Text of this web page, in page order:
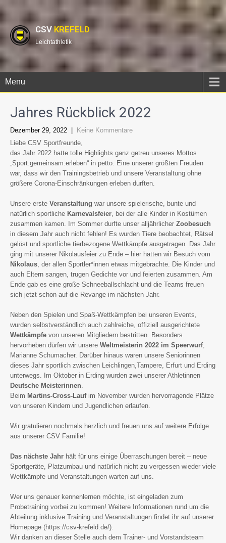
CSVKREFELD
Leichtathletik
Menu
Jahres Rückblick 2022
Dezember 29, 2022
Keine Kommentare
Liebe CSV Sportfreunde,
das Jahr 2022 hatte tolle Highlights ganz getreu unseres Mottos
„Sport.gemeinsam.erleben“ in petto. Eine unserer größten Freuden
war, dass wir den Trainingsbetrieb und unsere Veranstaltung ohne
größere Corona-Einschränkungen erleben durften.
Unsere erste Veranstaltung war unsere spielerische, bunte und
natürlich sportliche Karnevalsfeier, bei der alle Kinder in Kostümen
zusammen kamen. Im Sommer durfte unser alljährlicher Zoobesuch
in diesem Jahr auch nicht fehlen! Es wurden Tiere beobachtet, Rätsel
gelöst und sportliche tierbezogene Wettkämpfe ausgetragen. Das Jahr
ging mit unserer Nikolausfeier zu Ende – hier hatten wir Besuch vom
Nikolaus, der allen Sportler*innen etwas mitgebrachte. Die Kinder und
auch Eltern sangen, trugen Gedichte vor und feierten zusammen. Am
Ende gab es eine große Schneeballschlacht und die Teams freuen
sich jetzt schon auf die Revange im nächsten Jahr.
Neben den Spielen und Spaß-Wettkämpfen bei unseren Events,
wurden selbstverständlich auch zahlreiche, offiziell ausgerichtete
Wettkämpfe von unseren Mitgliedern bestritten. Besonders
hervorheben dürfen wir unsere Weltmeisterin 2022 im Speerwurf,
Marianne Schumacher. Darüber hinaus waren unsere Seniorinnen
dieses Jahr sportlich zwischen Leichlingen,Tampere, Erfurt und Erding
unterwegs. Im Oktober in Erding wurden zwei unserer Athletinnen
Deutsche Meisterinnen.
Beim Martins-Cross-Laufim November wurden hervorragende Plätze
von unseren Kindern und Jugendlichen erlaufen.
Wir gratulieren nochmals herzlich und freuen uns auf weitere Erfolge
aus unserer CSV Familie!
Das nächste Jahr hält für uns einige Überraschungen bereit – neue
Sportgeräte, Platzumbau und natürlich nicht zu vergessen wieder viele
Wettkämpfe und Veranstaltungen warten auf uns.
Wer uns genauer kennenlernen möchte, ist eingeladen zum
Probetraining vorbei zu kommen! Weitere Informationen rund um die
Abteilung inklusive Training und Veranstaltungen findet ihr auf unserer
Homepage (https://csv-krefeld.de/).
Wir danken an dieser Stelle auch dem Trainer- und Vorstandsteam